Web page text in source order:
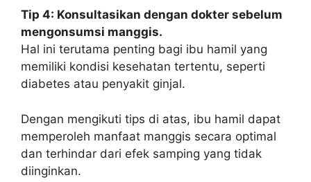
Tip 4: Konsultasikan dengan dokter sebelum
mengonsumsi manggis.
Hal ini terutama penting bagi ibu hamil yang
memiliki kondisi kesehatan tertentu, seperti
diabetes atau penyakit ginjal.
Dengan mengikuti tips di atas, ibu hamil dapat
memperoleh manfaat manggis secara optimal
dan terhindar dari efek samping yang tidak
diinginkan.